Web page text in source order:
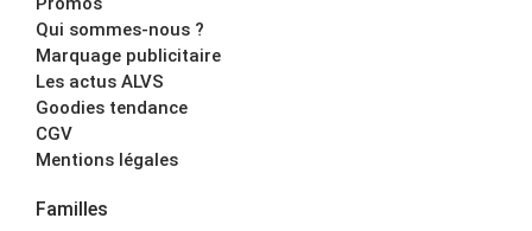
Qui sommes-nous ?
Marquage publicitaire
Les actus ALVS
Goodies tendance
CGV
Mentions légales
Familles